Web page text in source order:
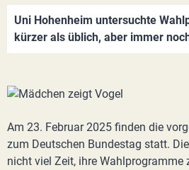
Uni Hohenheim untersuchte
kürzer als üblich, aber immer
Am 23. Februar 2025 finden die
zum Deutschen Bundestag statt.
nicht viel Zeit, ihre Wahlprogramme